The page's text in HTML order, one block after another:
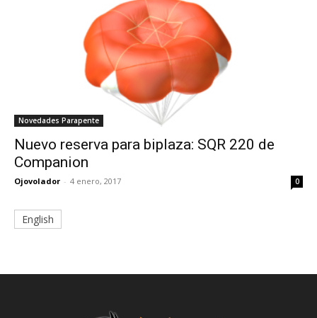
Novedades Parapente
Nuevo reserva para biplaza: SQR 220 de
Companion
Ojovolador - 4 enero, 2017 0
English